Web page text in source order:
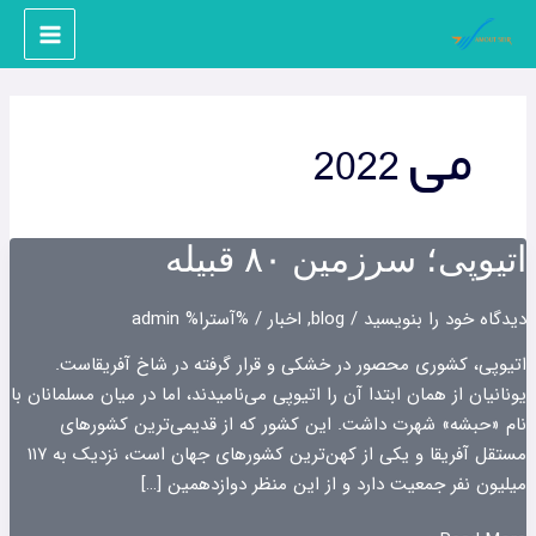
محتوا
می 2022
اتیوپی؛ سرزمین ۸۰ قبیله‌
دیدگاه‌ خود را بنویسید /
blog
, اخبار / %آسترا% admin
اتیوپی، کشوری محصور در خشکی و قرار گرفته در شاخ آفریقاست.
یونانیان از همان ابتدا آن را اتیوپی می‌نامیدند، اما در میان مسلمانان با
نام «حبشه» شهرت داشت. این کشور که از قدیمی‌ترین کشور‌های
مستقل آفریقا و یکی از کهن‌ترین کشور‌های جهان است، نزدیک به ۱۱۷
میلیون نفر جمعیت دارد و از این منظر دوازدهمین […]